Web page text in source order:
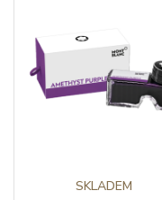
SKLADEM